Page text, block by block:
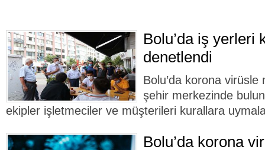
Bolu’da iş yerleri
denetlendi
Bolu’da korona virüsle
şehir merkezinde
ekipler işletmeciler ve müşterileri kurallara
Bolu’da korona